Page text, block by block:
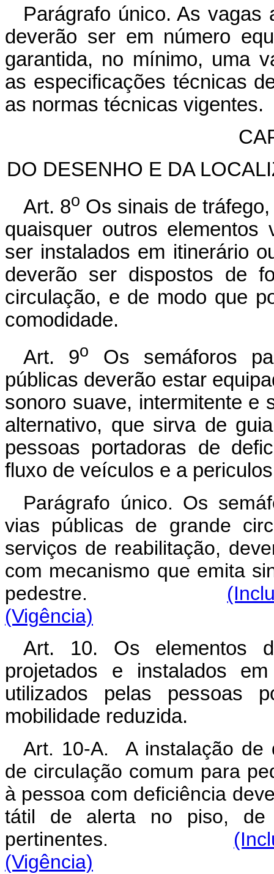
Parágrafo único. As
deverão ser em número
garantida, no mínimo, uma
as especificações técnicas
as normas técnicas vigentes.
DO DESENHO E DA
Art. 8o Os sinais de
quaisquer outros
ser instalados em itinerário
deverão ser dispostos de
circulação, e de modo que
comodidade.
Art. 9o
Os semáforos
públicas deverão estar
sonoro suave, intermitente e
alternativo, que sirva de
pessoas portadoras de
fluxo de veículos e a
Parágrafo único. Os
vias públicas de grande
serviços de reabilitação,
com mecanismo que emita
pedestre.
(Vigência)
Art. 10. Os elementos
projetados e instalados
utilizados pelas pessoas
mobilidade reduzida.
Art. 10-A. A instalação de
de circulação comum para
à pessoa com deficiência
tátil de alerta no piso, de
pertinentes.
(Vigência)